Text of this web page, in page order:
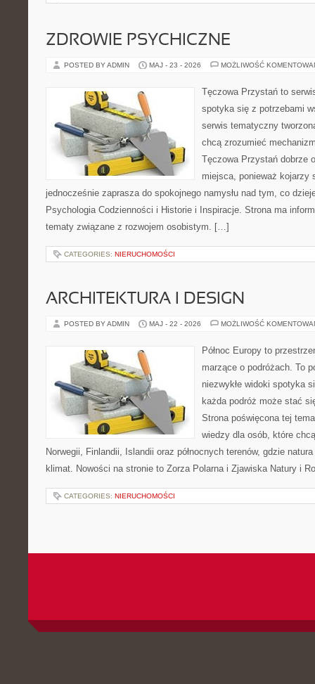
ZDROWIE PSYCHICZNE
POSTED BY ADMIN MAJ - 23 - 2026 MOŻLIWOŚĆ
Tęczowa Przystań to
spotyka się z potrzebami
serwis tematyczny
chcą zrozumieć
Tęczowa Przystań dobrze
miejsca, ponieważ kojarzy
jednocześnie zaprasza do spokojnego namysłu nad tym, co
Psychologia Codzienności i Historie i Inspiracje. Strona ma
tematy związane z rozwojem osobistym. […]
CATEGORIES: NIERUCHOMOŚCI
ARCHITEKTURA I DESIGN
POSTED BY ADMIN MAJ - 22 - 2026 MOŻLIWOŚĆ
Północ Europy to
marzące o podróżach. To
niezwykłe widoki spotyka
każda podróż może stać
Strona poświęcona tej
wiedzy dla osób, które
Norwegii, Finlandii, Islandii oraz północnych terenów, gdzie
klimat. Nowości na stronie to Zorza Polarna i Zjawiska Natury i
CATEGORIES: NIERUCHOMOŚCI